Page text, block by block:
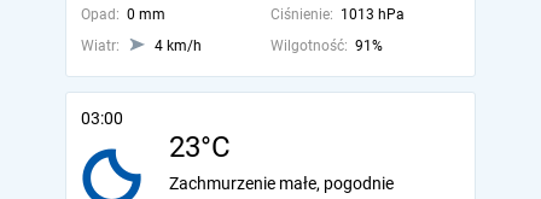
Opad: 0 mm Ciśnienie: 1013 hPa
Wiatr:
4 km/h Wilgotność: 91%
03:00
23°C
Zachmurzenie małe, pogodnie